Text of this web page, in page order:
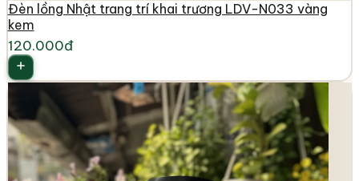
Đèn lồng Nhật trang trí khai trương LDV-N033 vàng
kem
120.000đ